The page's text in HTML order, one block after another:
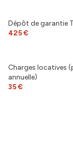
1 étage(s)
interphone
Dépôt de garantie
425 €
Charges locatives
annuelle)
35 €